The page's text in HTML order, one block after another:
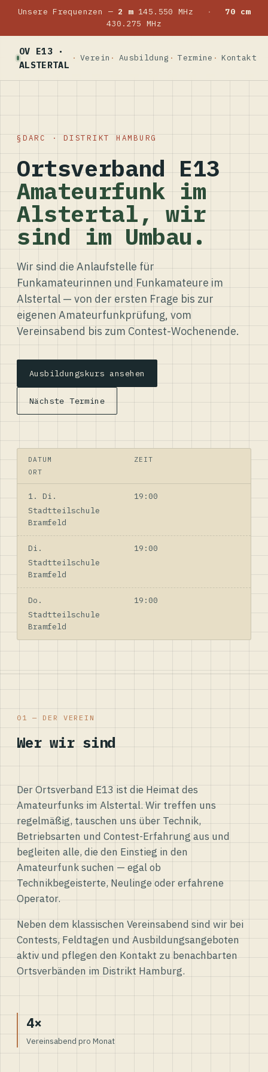
Unsere Frequenzen — 2 m145.550 MHz ·
70 cm
430.275 MHz
OV E13 ·
ALSTERTAL
Verein Ausbildung Termine Kontakt
DARC · DISTRIKT HAMBURG
Ortsverband E13
Amateurfunk im
Alstertal, wir
sind im Umbau.
Wir sind die Anlaufstelle für
Funkamateurinnen und Funkamateure im
Alstertal — von der ersten Frage bis zur
eigenen Amateurfunkprüfung, vom
Vereinsabend bis zum Contest-Wochenende.
Ausbildungskurs ansehen
Nächste Termine
DATUM
ZEIT
ORT
1. Di.
19:00
Stadtteilschule
Bramfeld
Di.
19:00
Stadtteilschule
Bramfeld
Do.
19:00
Stadtteilschule
Bramfeld
01 — DER VEREIN
Wer wir sind
Der Ortsverband E13 ist die Heimat des
Amateurfunks im Alstertal. Wir treffen uns
regelmäßig, tauschen uns über Technik,
Betriebsarten und Contest-Erfahrung aus und
begleiten alle, die den Einstieg in den
Amateurfunk suchen — egal ob
Technikbegeisterte, Neulinge oder erfahrene
Operator.
Neben dem klassischen Vereinsabend sind wir bei
Contests, Feldtagen und Ausbildungsangeboten
aktiv und pflegen den Kontakt zu benachbarten
Ortsverbänden im Distrikt Hamburg.
4×
Vereinsabend pro Monat